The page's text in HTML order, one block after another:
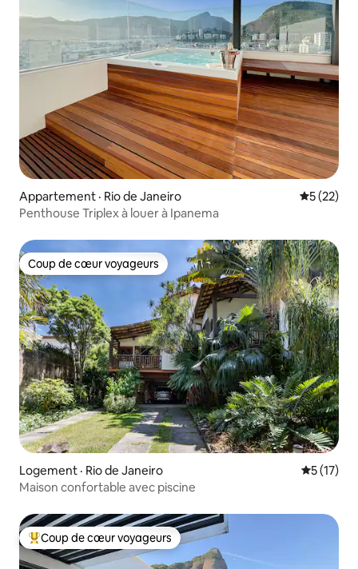
Appartement · Rio de Janeiro Note
5 (22)
Penthouse Triplex à louer à Ipanema
Coup de cœur voyageurs
Coup de cœur voyageurs
Logement · Rio de Janeiro Note
5 (17)
Maison confortable avec piscine
Coup de cœur voyageurs parmi les plus aimés
Coup de cœur voyageurs